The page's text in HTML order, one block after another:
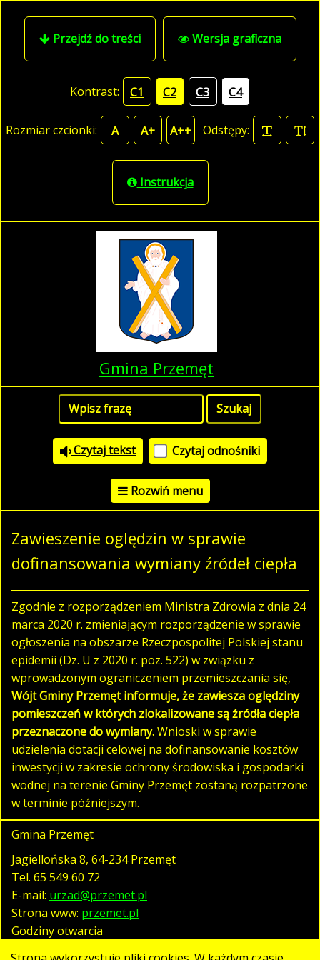
Przejdź do treści Wersja graficzna
Kontrast: C1 C2 C3 C4
Rozmiar czcionki: A A+ A++ Odstępy:
Instrukcja
Gmina Przemęt
Czytaj tekst Czytaj odnośniki
Rozwiń menu
Zawieszenie oględzin w sprawie
dofinansowania wymiany źródeł ciepła
Zgodnie z rozporządzeniem Ministra Zdrowia z dnia 24
marca 2020 r. zmieniającym rozporządzenie w sprawie
ogłoszenia na obszarze Rzeczpospolitej Polskiej stanu
epidemii (Dz. U z 2020 r. poz. 522) w związku z
wprowadzonym ograniczeniem przemieszczania się,
Wójt Gminy Przemęt informuje, że zawiesza oględziny
pomieszczeń w których zlokalizowane są źródła ciepła
przeznaczone do wymiany.Wnioski w sprawie
udzielenia dotacji celowej na dofinansowanie kosztów
inwestycji w zakresie ochrony środowiska i gospodarki
wodnej na terenie Gminy Przemęt zostaną rozpatrzone
w terminie późniejszym.
Gmina Przemęt
Jagiellońska 8, 64-234 Przemęt
Tel. 65 549 60 72
E-mail: urzad@przemet.pl
Strona www: przemet.pl
Godziny otwarcia
pn. - pt. 07:30 - 15:30